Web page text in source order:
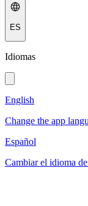
ES
Idiomas
English
Change the app
Español
Cambiar el idioma